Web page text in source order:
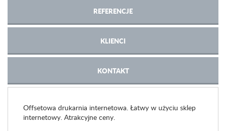
REFERENCJE
KLIENCI
KONTAKT
Offsetowa drukarnia internetowa. Łatwy w użyciu sklep
internetowy. Atrakcyjne ceny.